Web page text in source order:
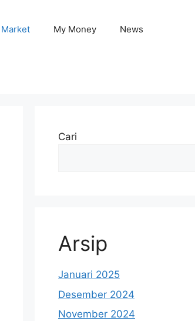
Market My Money News
Cari
Arsip
Januari 2025
Desember 2024
November 2024